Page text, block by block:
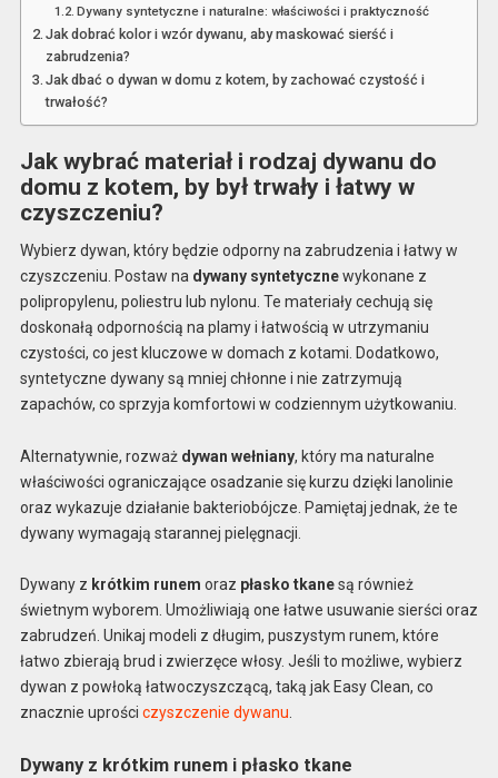
Dywany syntetyczne i naturalne: właściwości i praktyczność
Jak dobrać kolor i wzór dywanu, aby maskować sierść i
zabrudzenia?
Jak dbać o dywan w domu z kotem, by zachować czystość i
trwałość?
Jak wybrać materiał i rodzaj dywanu do
domu z kotem, by był trwały i łatwy w
czyszczeniu?
Wybierz dywan, który będzie odporny na zabrudzenia i łatwy w
czyszczeniu. Postaw na dywany syntetycznewykonane z
polipropylenu, poliestru lub nylonu. Te materiały cechują się
doskonałą odpornością na plamy i łatwością w utrzymaniu
czystości, co jest kluczowe w domach z kotami. Dodatkowo,
syntetyczne dywany są mniej chłonne i nie zatrzymują
zapachów, co sprzyja komfortowi w codziennym użytkowaniu.
Alternatywnie, rozważ dywan wełniany, który ma naturalne
właściwości ograniczające osadzanie się kurzu dzięki lanolinie
oraz wykazuje działanie bakteriobójcze. Pamiętaj jednak, że te
dywany wymagają starannej pielęgnacji.
Dywany z krótkim runem oraz płasko tkanesą również
świetnym wyborem. Umożliwiają one łatwe usuwanie sierści oraz
zabrudzeń. Unikaj modeli z długim, puszystym runem, które
łatwo zbierają brud i zwierzęce włosy. Jeśli to możliwe, wybierz
dywan z powłoką łatwoczyszczącą, taką jak Easy Clean, co
znacznie uprości czyszczenie dywanu.
Dywany z krótkim runem i płasko tkane